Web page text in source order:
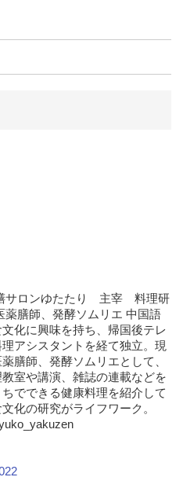
サロンゆたたり 主宰 料理研
薬膳師、発酵ソムリエ 中国語
化に興味を持ち、帰国後テレ
アシスタントを経て独立。現
膳師、発酵ソムリエとして、
室や講演、雑誌の連載などを
でできる健康料理を紹介して
文化の研究がライフワーク。